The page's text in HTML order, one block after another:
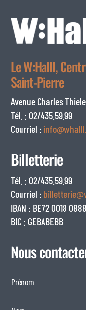
Le W:Halll,
Saint-Pierre
Avenue Charles
Tél. : 02/435.59.99
Courriel :
Billetterie
Tél. : 02/435.59.99
Courriel :
IBAN : BE72 0018
BIC : GEBABEBB
Nous